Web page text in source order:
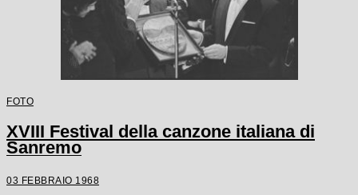
FOTO
XVIII Festival della canzone italiana di
Sanremo
03 FEBBRAIO 1968